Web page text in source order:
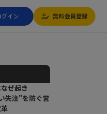
グイン 無料会員登録
いて
す！
ぜ起き
失注”を防ぐ営